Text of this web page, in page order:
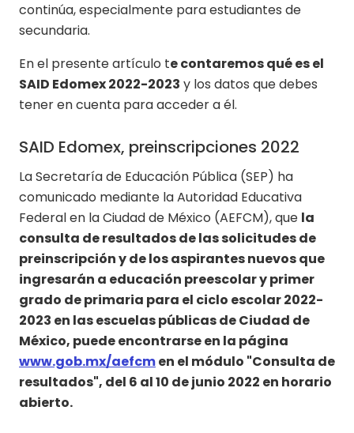
continúa, especialmente para estudiantes de
secundaria.
En el presente artículo te contaremos qué es el
SAID Edomex 2022-2023 y los datos que debes
tener en cuenta para acceder a él.
SAID Edomex, preinscripciones 2022
La Secretaría de Educación Pública (SEP) ha
comunicado mediante la Autoridad Educativa
Federal en la Ciudad de México (AEFCM), que la
consulta de resultados de las solicitudes de
preinscripción y de los aspirantes nuevos que
ingresarán a educación preescolar y primer
grado de primaria para el ciclo escolar 2022-
2023 en las escuelas públicas de Ciudad de
México, puede encontrarse en la página
www.gob.mx/aefcmen el módulo "Consulta de
resultados", del 6 al 10 de junio 2022 en horario
abierto.